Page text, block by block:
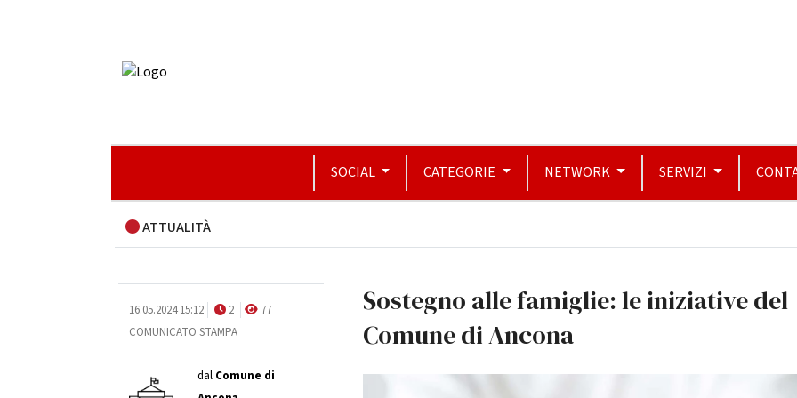
SOCIAL CATEGORIE NETWORK SERVIZI
ATTUALITÀ
16.05.2024 15:12 2
77
COMUNICATO STAMPA
dal Comune di
Sostegno alle famiglie: le iniziative del
Comune di Ancona